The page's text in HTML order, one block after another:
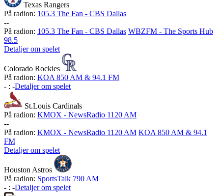
Texas Rangers
På radion: 105.3 The Fan - CBS Dallas
--
På radion: 105.3 The Fan - CBS Dallas WBZFM - The Sports Hub
98.5
Detaljer om spelet
Colorado Rockies
På radion: KOA 850 AM & 94.1 FM
- : -Detaljer om spelet
St.Louis Cardinals
På radion: KMOX - NewsRadio 1120 AM
--
På radion: KMOX - NewsRadio 1120 AM KOA 850 AM & 94.1
FM
Detaljer om spelet
Houston Astros
På radion: SportsTalk 790 AM
- : -Detaljer om spelet